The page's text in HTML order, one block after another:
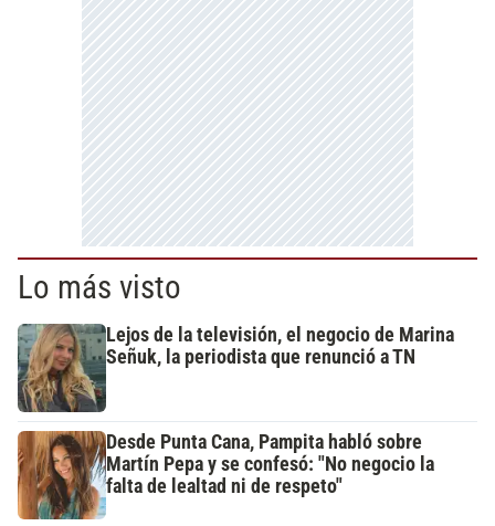
Lo más visto
Lejos de la televisión, el negocio de Marina
Señuk, la periodista que renunció a TN
Desde Punta Cana, Pampita habló sobre
Martín Pepa y se confesó: "No negocio la
falta de lealtad ni de respeto"